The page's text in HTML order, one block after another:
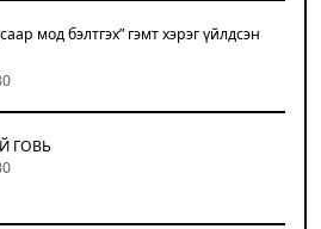
мод бэлтгэх” гэмт хэрэг үйлдсэн
ГОВЬ